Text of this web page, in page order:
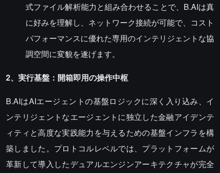
式ファイル解析能力と組み合わせることで、B.AIは真
に好みを理解し、ネットワーク接続が可能で、コスト
パフォーマンスに優れた専用のインテリジェントな協
調空間に変貌を遂げます。
2、実行基盤：開箱即用の操作中枢
B.AIはAIエージェントの基盤ロジックに深く入り込み、イ
ンテリジェントなエージェントに独立した金融アイデンテ
ィティと高度な実践能力を与えるための基盤インフラを構
築しました。プロトコルレベルでは、プラットフォームが
革新して導入したデュアルエンジンアーキテクチャが完全